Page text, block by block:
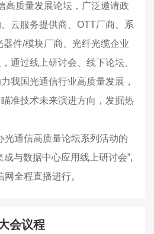
高质量发展论坛，广泛邀请政
云服务提供商、OTT厂商、系
件/模块厂商、光纤光缆企业
通过线上研讨会、线下论坛、
我国光通信行业高质量发展，
准技术未来演进方向，发掘热
光通信高质量论坛系列活动的
成与数据中心应用线上研讨会”,
全程直播进行。
会议程